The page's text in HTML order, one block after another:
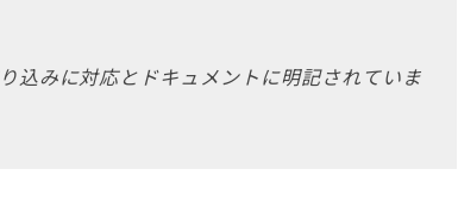
込みに対応とドキュメントに明記されていま